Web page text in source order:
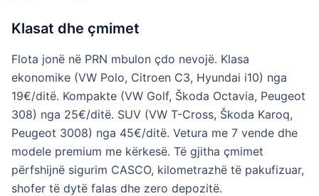
Klasat dhe çmimet
Flota jonë në PRN mbulon çdo nevojë. Klasa
ekonomike (VW Polo, Citroen C3, Hyundai i10) nga
19€/ditë. Kompakte (VW Golf, Škoda Octavia, Peugeot
308) nga 25€/ditë. SUV (VW T-Cross, Škoda Karoq,
Peugeot 3008) nga 45€/ditë. Vetura me 7 vende dhe
modele premium me kërkesë. Të gjitha çmimet
përfshijnë sigurim CASCO, kilometrazhë të pakufizuar,
shofer të dytë falas dhe zero depozitë.